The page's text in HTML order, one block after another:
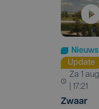
Nieuws
Update
za 1 augustus
| 17:21
Zwaar